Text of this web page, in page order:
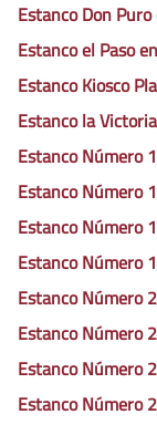
Estanco Don
Estanco el Paso
Estanco Kiosco
Estanco la
Estanco Número
Estanco Número
Estanco Número
Estanco Número
Estanco Número
Estanco Número
Estanco Número
Estanco Número